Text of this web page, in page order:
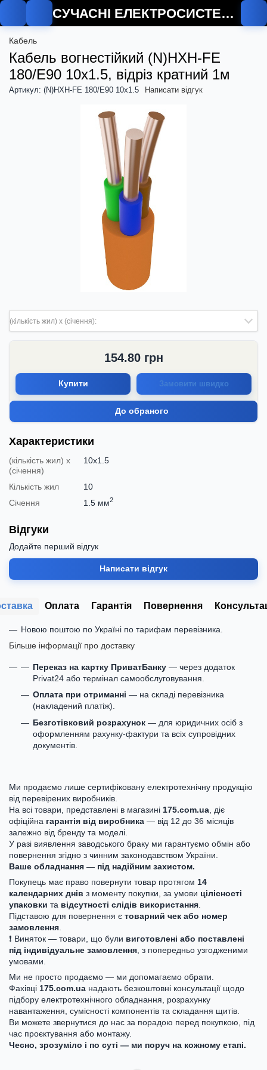
СУЧАСНІ ЕЛЕКТРОСИСТЕМИ
Кабель
Кабель вогнестійкий (N)HXH-FE
180/E90 10х1.5, відріз кратний 1м
Артикул: (N)HXH-FE 180/E90 10x1.5 Написати відгук
(кількість жил) х (січення):
154.80грн
Купити Замовити швидко
До обраного
Характеристики
(кількість жил) х
(січення)
10х1.5
Кількість жил
10
Січення
1.5 мм2
Відгуки
Додайте перший відгук
Написати відгук
Оплата Гарантія Повернення
Новою поштою по Україні по тарифам перевізника.
Більше інформації про доставку
Переказ на картку ПриватБанку — через додаток
Privat24 або термінал самообслуговування.
Оплата при отриманні — на складі перевізника
(накладений платіж).
Безготівковий розрахунок — для юридичних осіб з
оформленням рахунку-фактури та всіх супровідних
документів.
Ми продаємо лише сертифіковану електротехнічну продукцію
від перевірених виробників.
На всі товари, представлені в магазині 175.com.ua , діє
офіційна гарантія від виробника — від 12 до 36 місяців
залежно від бренду та моделі.
У разі виявлення заводського браку ми гарантуємо обмін або
повернення згідно з чинним законодавством України.
Ваше обладнання — під надійним захистом.
Покупець має право повернути товар протягом 14
календарних днів з моменту покупки, за умови цілісності
упаковки та відсутності слідів використання
Підставою для повернення є товарний чек або номер
замовлення
❗ Виняток — товари, що були виготовлені або поставлені
під індивідуальне замовлення , з попередньо узгодженими
умовами.
Ми не просто продаємо — ми допомагаємо обрати.
Фахівці 175.com.ua надають безкоштовні консультації щодо
підбору електротехнічного обладнання, розрахунку
навантаження, сумісності компонентів та складання щитів.
Ви можете звернутися до нас за порадою перед покупкою, під
час проєктування або монтажу.
Чесно, зрозуміло і по суті — ми поруч на кожному етапі.